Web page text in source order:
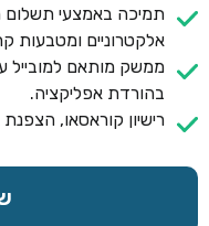
תמיכה באמצעי תשלום
אלקטרוניים ומטבעות
ממשק מותאם למובייל
בהורדת אפליקציה.
רישיון קוראסאו, הצפנת SSL וכלים למשחק אחראי באזור האישי.